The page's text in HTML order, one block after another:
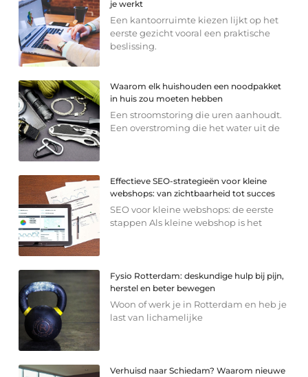
je werkt
Een kantoorruimte kiezen lijkt op het
eerste gezicht vooral een praktische
beslissing.
Waarom elk huishouden een noodpakket
in huis zou moeten hebben
Een stroomstoring die uren aanhoudt.
Een overstroming die het water uit de
Effectieve SEO-strategieën voor kleine
webshops: van zichtbaarheid tot succes
SEO voor kleine webshops: de eerste
stappen Als kleine webshop is het
Fysio Rotterdam: deskundige hulp bij pijn,
herstel en beter bewegen
Woon of werk je in Rotterdam en heb je
last van lichamelijke
Verhuisd naar Schiedam? Waarom nieuwe